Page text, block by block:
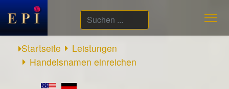
Suchen
...
Startseite
Leistungen
Handelsnamen einreichen